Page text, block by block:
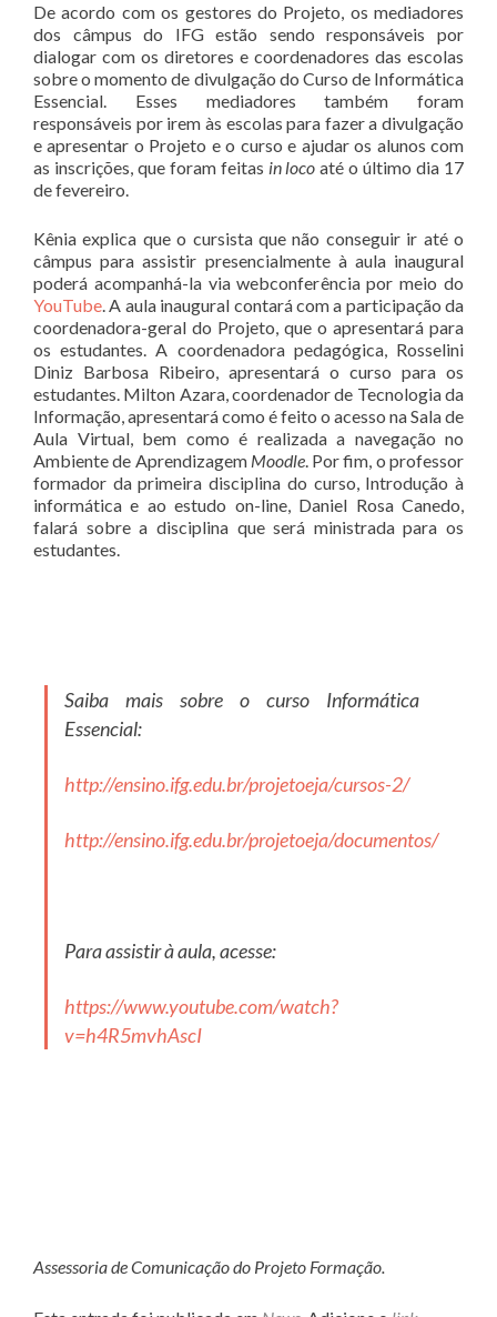
De acordo com os gestores do Projeto, os mediadores
dos câmpus do IFG estão sendo responsáveis por
dialogar com os diretores e coordenadores das escolas
sobre o momento de divulgação do Curso de Informática
Essencial. Esses mediadores também foram
responsáveis por irem às escolas para fazer a divulgação
e apresentar o Projeto e o curso e ajudar os alunos com
as inscrições, que foram feitas in locoaté o último dia 17
de fevereiro.
Kênia explica que o cursista que não conseguir ir até o
câmpus para assistir presencialmente à aula inaugural
poderá acompanhá-la via webconferência por meio do
YouTube. A aula inaugural contará com a participação da
coordenadora-geral do Projeto, que o apresentará para
os estudantes. A coordenadora pedagógica, Rosselini
Diniz Barbosa Ribeiro, apresentará o curso para os
estudantes. Milton Azara, coordenador de Tecnologia da
Informação, apresentará como é feito o acesso na Sala de
Aula Virtual, bem como é realizada a navegação no
Ambiente de Aprendizagem Moodle. Por fim, o professor
formador da primeira disciplina do curso, Introdução à
informática e ao estudo on-line, Daniel Rosa Canedo,
falará sobre a disciplina que será ministrada para os
estudantes.
Saiba mais sobre o curso Informática
Essencial:
http://ensino.ifg.edu.br/projetoeja/cursos-2/
http://ensino.ifg.edu.br/projetoeja/documentos/
Para assistir à aula, acesse:
https://www.youtube.com/watch?
v=h4R5mvhAscI
Assessoria de Comunicação do Projeto Formação.